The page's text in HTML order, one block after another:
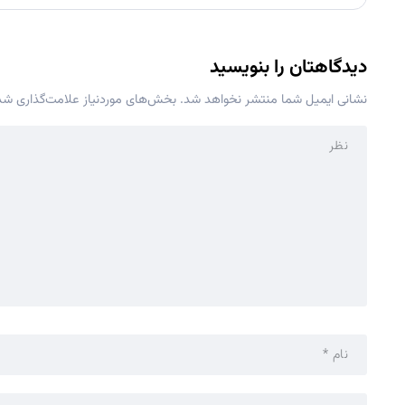
دیدگاهتان را بنویسید
نشانی ایمیل شما منتشر نخواهد شد. بخش‌های موردنیاز علامت‌گذاری